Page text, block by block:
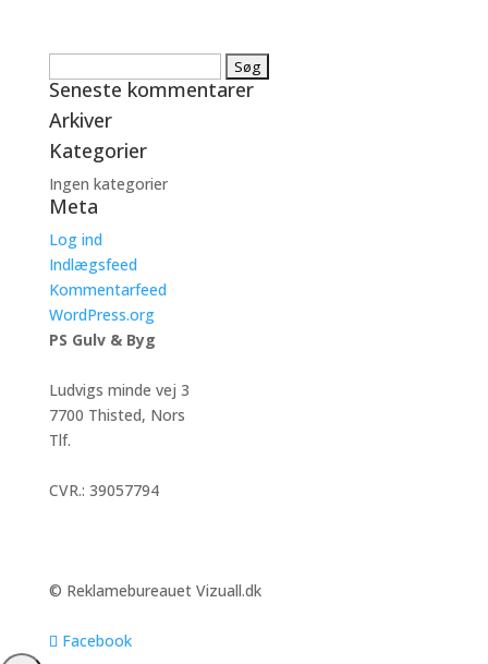
efter:
Seneste kommentarer
Arkiver
Kategorier
Ingen kategorier
Meta
Log ind
Indlægsfeed
Kommentarfeed
WordPress.org
PS Gulv & Byg
Ludvigs minde vej 3
7700 Thisted, Nors
Tlf.
CVR.: 39057794
© Reklamebureauet Vizuall.dk
Facebook